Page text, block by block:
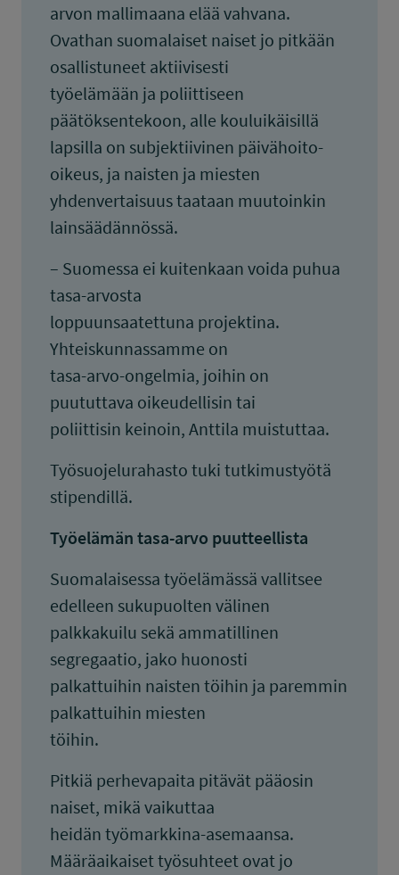
arvon mallimaana elää vahvana.
Ovathan suomalaiset naiset jo pitkään
osallistuneet aktiivisesti
työelämään ja poliittiseen
päätöksentekoon, alle kouluikäisillä
lapsilla on subjektiivinen päivähoito-
oikeus, ja naisten ja miesten
yhdenvertaisuus taataan muutoinkin
lainsäädännössä.
– Suomessa ei kuitenkaan voida puhua
tasa-arvosta
loppuunsaatettuna projektina.
Yhteiskunnassamme on
tasa-arvo-ongelmia, joihin on
puututtava oikeudellisin tai
poliittisin keinoin, Anttila muistuttaa.
Työsuojelurahasto tuki tutkimustyötä
stipendillä.
Työelämän tasa-arvo puutteellista
Suomalaisessa työelämässä vallitsee
edelleen sukupuolten välinen
palkkakuilu sekä ammatillinen
segregaatio, jako huonosti
palkattuihin naisten töihin ja paremmin
palkattuihin miesten
töihin.
Pitkiä perhevapaita pitävät pääosin
naiset, mikä vaikuttaa
heidän työmarkkina-asemaansa.
Määräaikaiset työsuhteet ovat jo